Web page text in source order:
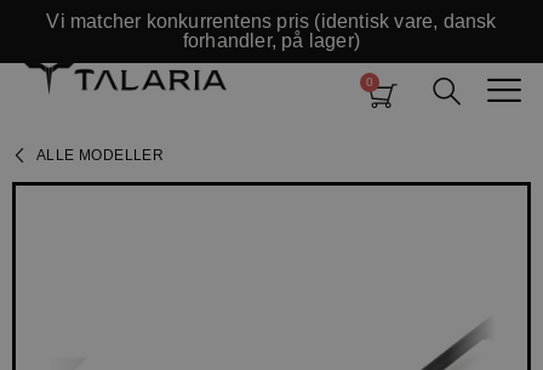
Vi matcher konkurrentens pris (identisk vare, dansk
forhandler, på lager)
ALLE MODELLER